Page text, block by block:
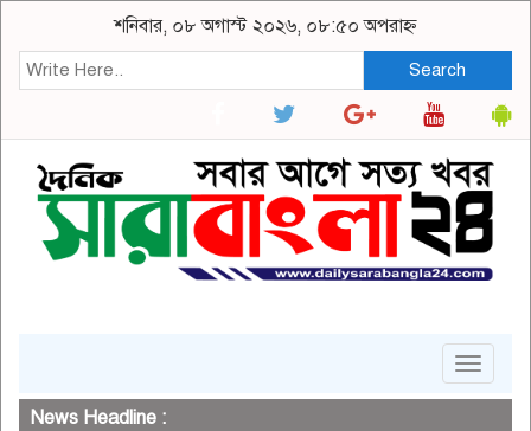
শনিবার, ০৮ অগাস্ট ২০২৬, ০৮:৫০ অপরাহ্ন
Search
Toggle
News Headline :